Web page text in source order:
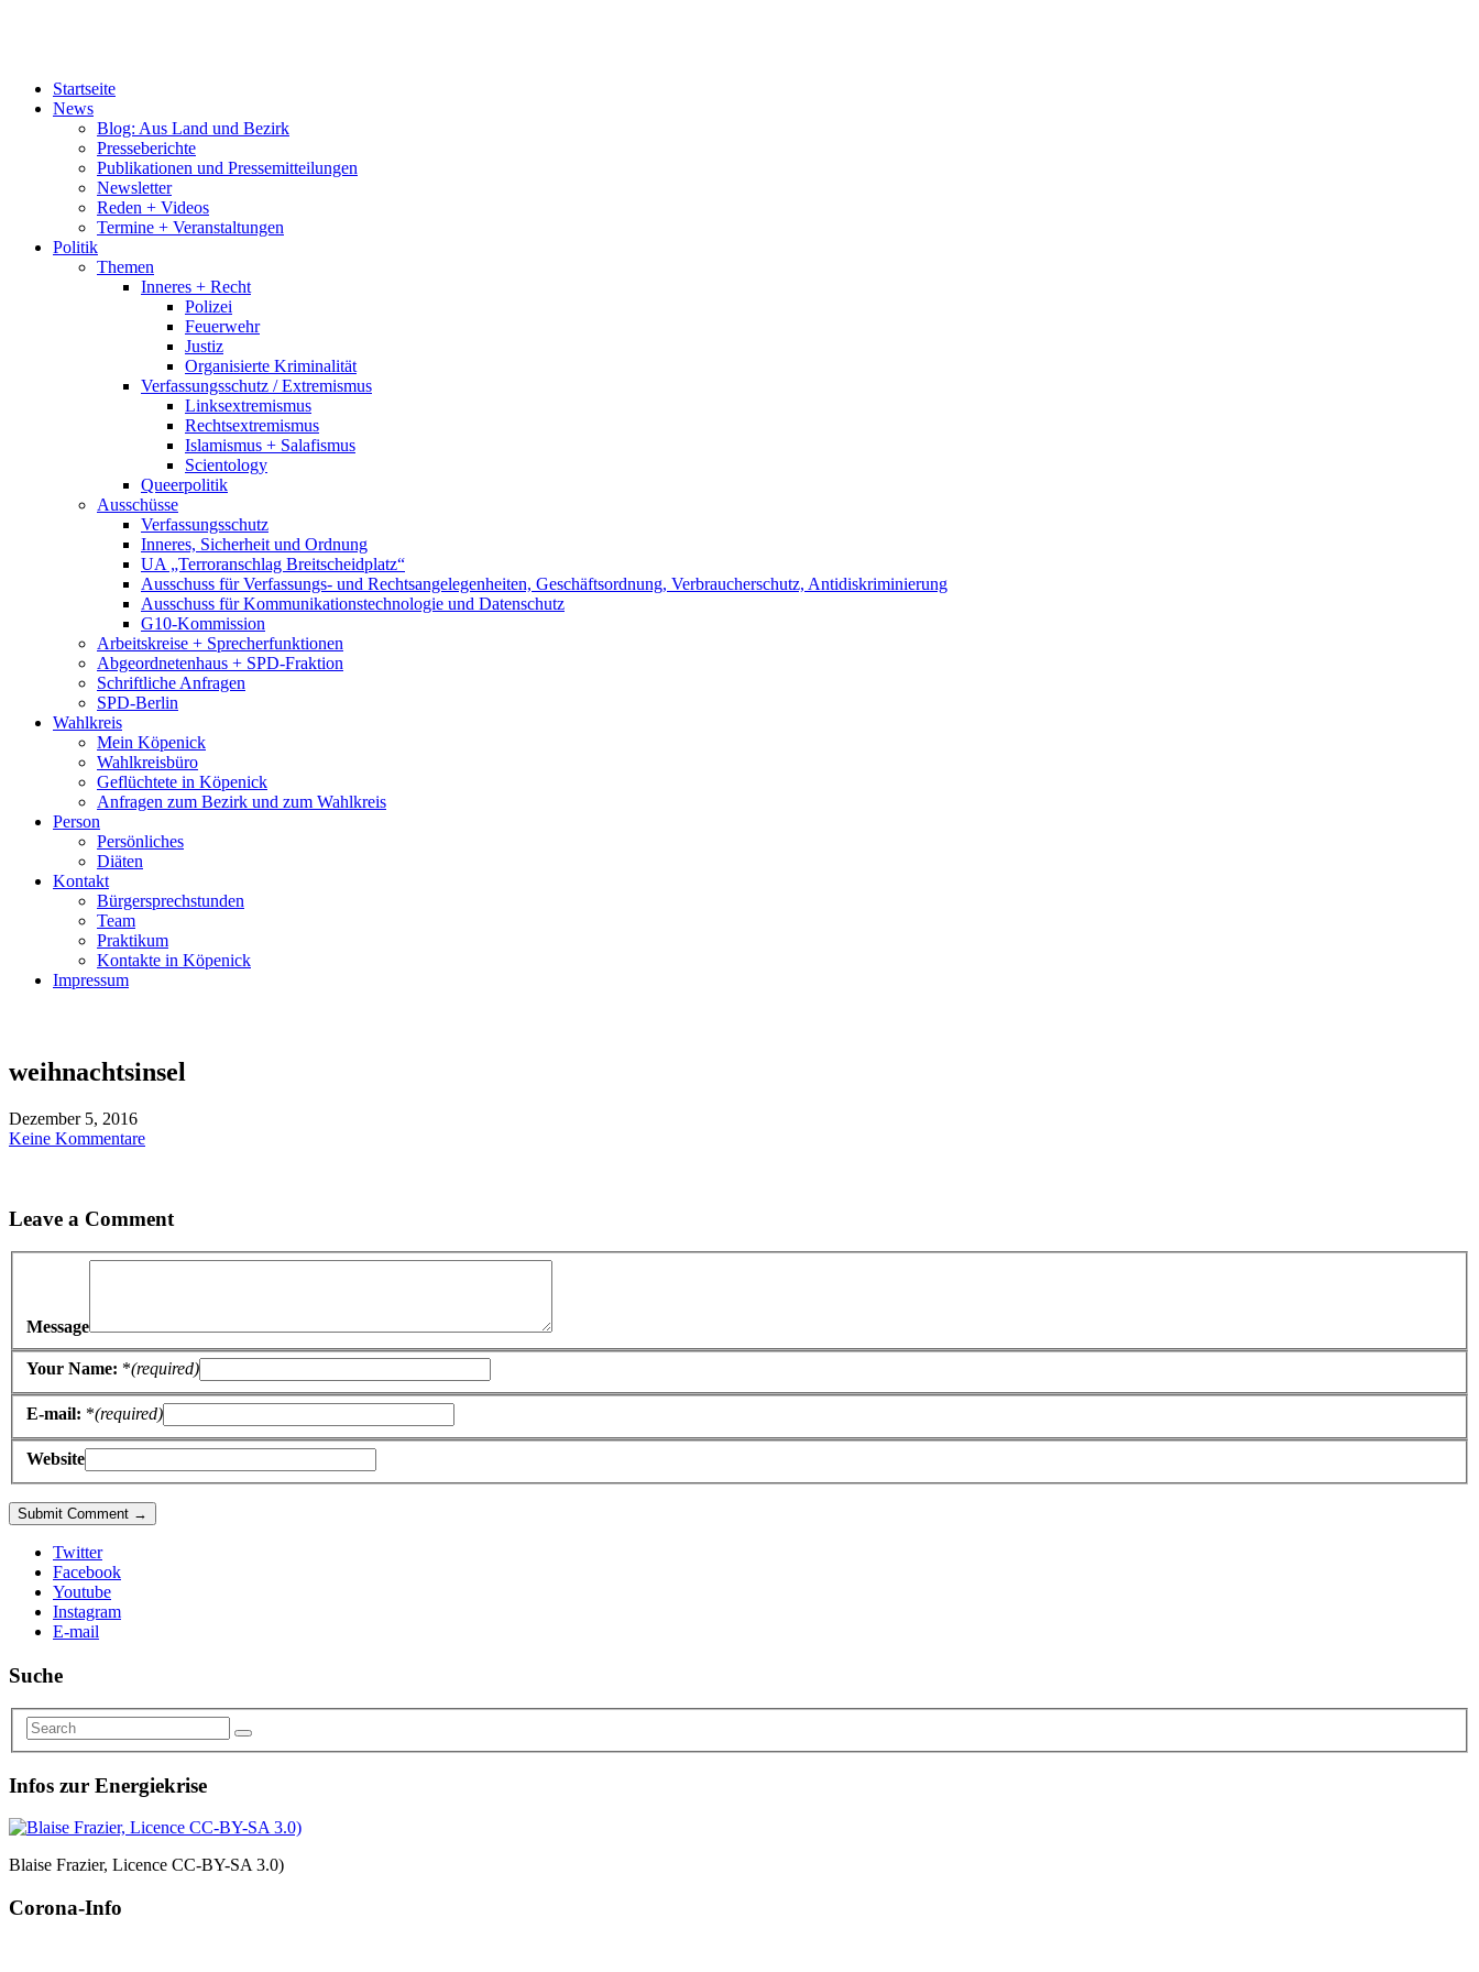
Startseite
News
Blog: Aus Land und Bezirk
Presseberichte
Publikationen und Pressemitteilungen
Newsletter
Reden + Videos
Termine + Veranstaltungen
Politik
Themen
Inneres + Recht
Polizei
Feuerwehr
Justiz
Organisierte Kriminalität
Verfassungsschutz / Extremismus
Linksextremismus
Rechtsextremismus
Islamismus + Salafismus
Scientology
Queerpolitik
Ausschüsse
Verfassungsschutz
Inneres, Sicherheit und Ordnung
UA „Terroranschlag Breitscheidplatz“
Ausschuss für Verfassungs- und Rechtsangelegenheiten, Geschäftsordnung, Verbraucherschutz, Antidiskriminierung
Ausschuss für Kommunikationstechnologie und Datenschutz
G10-Kommission
Arbeitskreise + Sprecherfunktionen
Abgeordnetenhaus + SPD-Fraktion
Schriftliche Anfragen
SPD-Berlin
Wahlkreis
Mein Köpenick
Wahlkreisbüro
Geflüchtete in Köpenick
Anfragen zum Bezirk und zum Wahlkreis
Person
Persönliches
Diäten
Kontakt
Bürgersprechstunden
Team
Praktikum
Kontakte in Köpenick
Impressum
weihnachtsinsel
Dezember 5, 2016
Keine Kommentare
Leave a Comment
Message
Your Name: *(required)
E-mail: *(required)
Website
Twitter
Facebook
Youtube
Instagram
E-mail
Suche
Infos zur Energiekrise
Blaise Frazier, Licence CC-BY-SA 3.0)
Corona-Info